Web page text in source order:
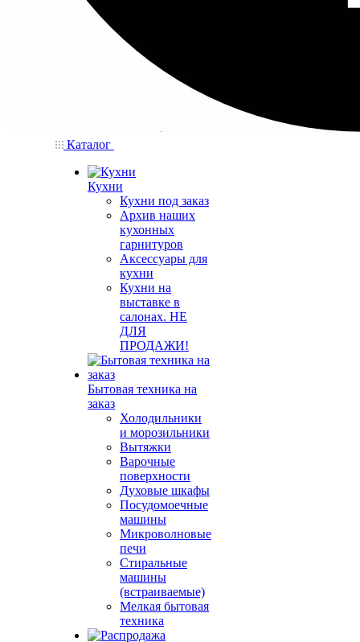
Каталог
Кухни
Кухни под заказ
Архив наших
кухонных
гарнитуров
Аксессуары для
кухни
Кухни на
выставке в
салонах. НЕ
ДЛЯ
ПРОДАЖИ!
Бытовая техника на
заказ
Холодильники
и морозильники
Вытяжки
Варочные
поверхности
Духовые шкафы
Посудомоечные
машины
Микроволновые
печи
Стиральные
машины
(встраиваемые)
Мелкая бытовая
техника